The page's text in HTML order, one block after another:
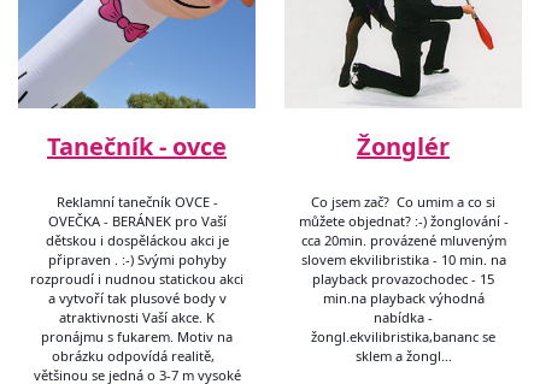
Tanečník - ovce
Reklamní tanečník OVCE -
OVEČKA - BERÁNEK pro Vaší
dětskou i dospěláckou akci je
připraven . :-) Svými pohyby
rozproudí i nudnou statickou akci
a vytvoří tak plusové body v
atraktivnosti Vaší akce. K
pronájmu s fukarem. Motiv na
obrázku odpovídá realitě,
většinou se jedná o 3-7 m vysoké
Žonglér
Co jsem zač? Co umim a co si
můžete objednat? :-) žonglování -
cca 20min. provázené mluveným
slovem ekvilibristika - 10 min. na
playback provazochodec - 15
min.na playback výhodná
nabídka -
žongl.ekvilibristika,bananc se
sklem a žongl…